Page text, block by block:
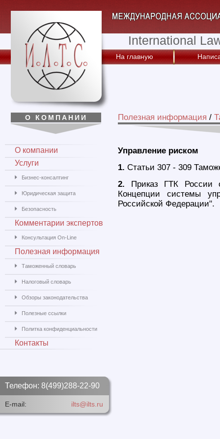
International
На главную
Полезная информация /
Управление риском
1. Статьи 307 - 309
2. Приказ ГТК России
Концепции системы
Российской Федерации".
О КОМПАНИИ
О компании
Услуги
Бизнес-консалтинг
Юридическая защита
Безопасность
Комментарии экспертов
Консультация On-Line
Полезная информация
Таможенный словарь
Налоговый словарь
Обзоры законодательства
Полезные ссылки
Политка конфиденциальности
Контакты
Телефон: 8(499)288-22-90
E-mail: ilts@ilts.ru